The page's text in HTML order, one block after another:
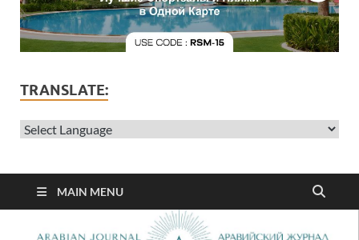
TRANSLATE:
MAIN MENU